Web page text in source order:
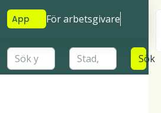
App För arbetsgivare
Sök